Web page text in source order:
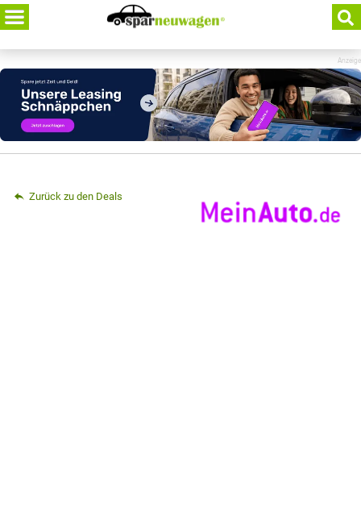
Skip
to
content
Anzeige
Zurück zu den Deals